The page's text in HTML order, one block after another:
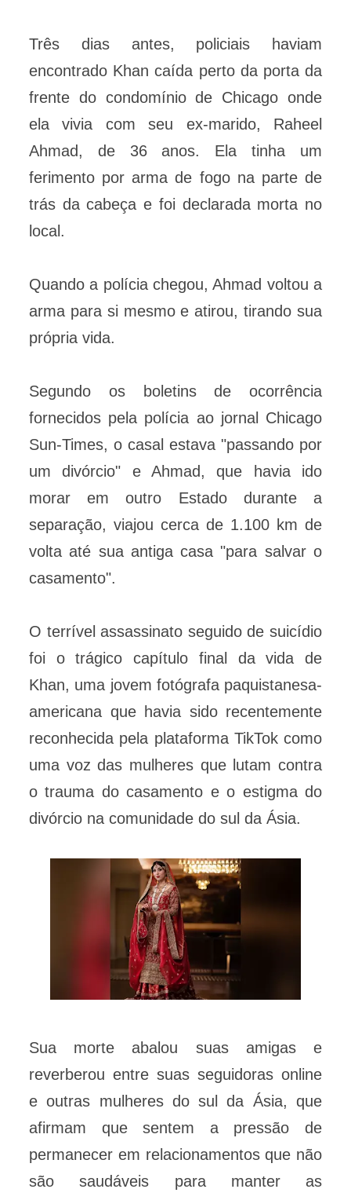
Três dias antes, policiais haviam
encontrado Khan caída perto da porta da
frente do condomínio de Chicago onde
ela vivia com seu ex-marido, Raheel
Ahmad, de 36 anos. Ela tinha um
ferimento por arma de fogo na parte de
trás da cabeça e foi declarada morta no
local.
Quando a polícia chegou, Ahmad voltou a
arma para si mesmo e atirou, tirando sua
própria vida.
Segundo os boletins de ocorrência
fornecidos pela polícia ao jornal Chicago
Sun-Times, o casal estava "passando por
um divórcio" e Ahmad, que havia ido
morar em outro Estado durante a
separação, viajou cerca de 1.100 km de
volta até sua antiga casa "para salvar o
casamento".
O terrível assassinato seguido de suicídio
foi o trágico capítulo final da vida de
Khan, uma jovem fotógrafa paquistanesa-
americana que havia sido recentemente
reconhecida pela plataforma TikTok como
uma voz das mulheres que lutam contra
o trauma do casamento e o estigma do
divórcio na comunidade do sul da Ásia.
Sua morte abalou suas amigas e
reverberou entre suas seguidoras online
e outras mulheres do sul da Ásia, que
afirmam que sentem a pressão de
permanecer em relacionamentos que não
são saudáveis para manter as